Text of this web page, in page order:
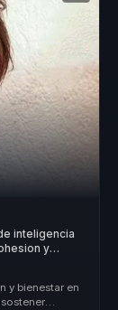
inteligencia
y
y bienestar en